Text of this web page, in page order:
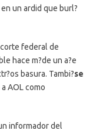
un ardid que burl?
federal de
hace m?de un a?e
basura. Tambi?se
AOL como
informador del